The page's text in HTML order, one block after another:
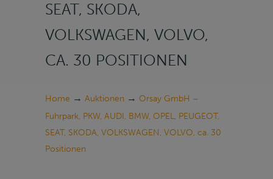
SEAT, SKODA,
VOLKSWAGEN, VOLVO,
CA. 30 POSITIONEN
Home → Auktionen → Orsay GmbH –
Fuhrpark, PKW, AUDI, BMW, OPEL, PEUGEOT,
SEAT, SKODA, VOLKSWAGEN, VOLVO, ca. 30
Positionen